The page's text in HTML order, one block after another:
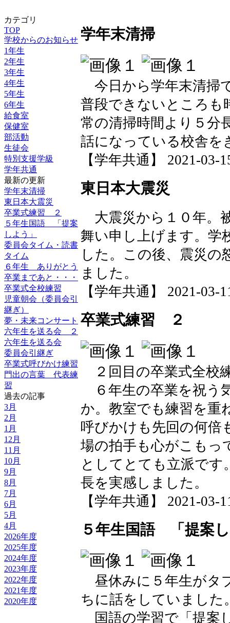
カテゴリ
TOP
学校からのお知らせ
1年生
2年生
3年生
4年生
5年生
6年生
給食室
保健室
部活動
生徒会
特別支援学級
学年共通
最新の更新
学年末清掃
東日本大震災
卒業式練習 ２
５年生国語 「提案
しよう」
委員会タイム・読書
タイム
６年生 ありがとう
卒業まであと・・・
卒業式全校練習
児童朝会（委員会引
継ぎ）
夢・未来コンサート
六年生を送る会 ２
六年生を送る会
委員会引継ぎ
卒業式呼びかけ練習
門出の言葉 代表練
習
過去の記事
3月
2月
1月
12月
11月
10月
9月
8月
7月
6月
5月
4月
2026年度
2025年度
2024年度
2023年度
2022年度
2021年度
2020年度
学年末清掃
今日から学年末清掃
普段できないところも
常の清掃時間より５分
話になっている校舎を
【学年共通】 2021-03-
東日本大震災
大震災から１０年。
舞い申し上げます。学
した。この後、震災の
ました。
【学年共通】 2021-03-
卒業式練習 ２
２回目の卒業式全校
６年生の卒業を祝う
か。教室でも練習を重
呼びかけも先回の何倍
場の拍手も心がこもっ
としてとても立派です
長を実感しました。
【学年共通】 2021-03-
５年生国語 「提案
昼休みに５年生がタ
ちに話をしていました
国語の学習で「提案